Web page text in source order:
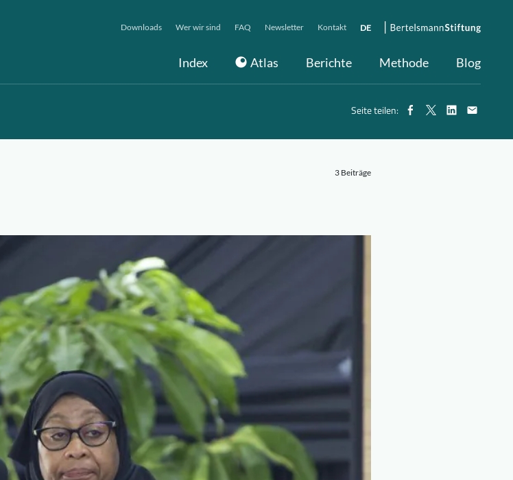
Index Atlas Berichte Methode Blog
Downloads Wer wir sind FAQ Newsletter Kontakt DE
Seite teilen:
3 Beiträge